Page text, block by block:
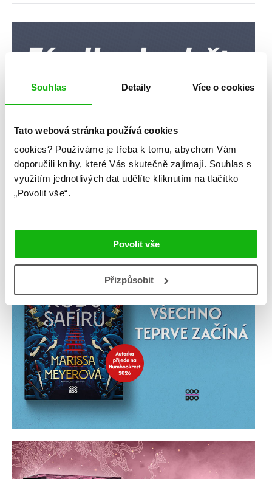
Souhlas Detaily Více o cookies
Tato webová stránka používá cookies
cookies? Používáme je třeba k tomu, abychom Vám
doporučili knihy, které Vás skutečně zajímají. Souhlas s
využitím jednotlivých dat udělíte kliknutím na tlačítko
„Povolit vše“.
Povolit vše
Přizpůsobit